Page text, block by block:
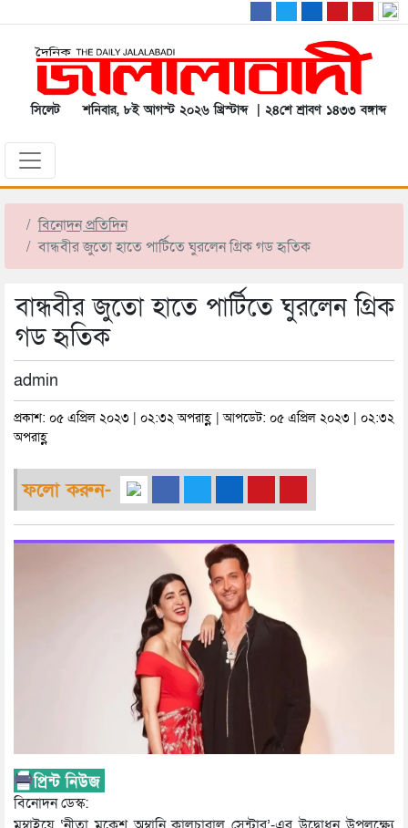
সিলেট শনিবার, ৮ই আগস্ট ২০২৬ খ্রিস্টাব্দ | ২৪শে শ্রাবণ ১৪৩৩ বঙ্গাব্দ
বিনোদন প্রতিদিন
বান্ধবীর জুতো হাতে পার্টিতে ঘুরলেন গ্রিক গড হৃতিক
বান্ধবীর জুতো হাতে পার্টিতে ঘুরলেন গ্রিক
গড হৃতিক
admin
প্রকাশ: ০৫ এপ্রিল ২০২৩ | ০২:৩২ অপরাহ্ণ | আপডেট: ০৫ এপ্রিল ২০২৩ | ০২:৩২
অপরাহ্ণ
ফলো করুন-
বিনোদন ডেস্ক: